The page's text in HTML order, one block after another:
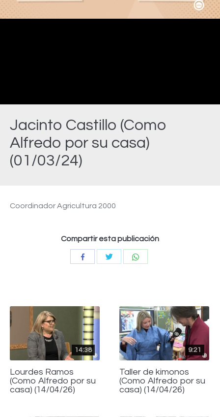
Jacinto Castillo (Como
Alfredo por su casa)
(01/03/24)
Video
Coordinador Agricultura 2000
Compartir esta publicación
CompartirCompartir
14:38
Lourdes Ramos
(Como Alfredo por su
casa) (14/04/26)
9:21
Taller de kimonos
(Como Alfredo por su
casa) (14/04/26)